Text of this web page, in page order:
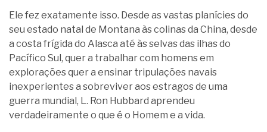
Ele fez exatamente isso. Desde as vastas planícies do
seu estado natal de Montana às colinas da China, desde
a costa frígida do Alasca até às selvas das ilhas do
Pacífico Sul, quer a trabalhar com homens em
explorações quer a ensinar tripulações navais
inexperientes a sobreviver aos estragos de uma
guerra mundial, L. Ron Hubbard aprendeu
verdadeiramente o que é o Homem e a vida.